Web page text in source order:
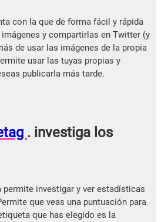
con la que de forma fácil y rápida
y compartirlas en Twitter (y
de usar las imágenes de la propia
usar las tuyas propias y
publicarla más tarde.
. investiga los
permite investigar y ver estadísticas
que veas una puntuación para
que has elegido es la